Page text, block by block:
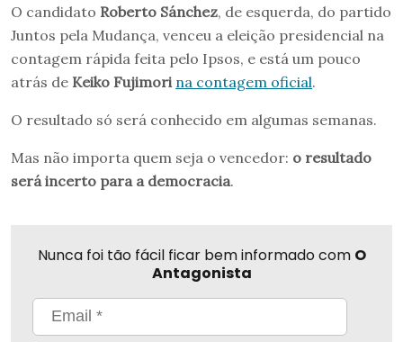
O candidato Roberto Sánchez, de esquerda, do partido
Juntos pela Mudança, venceu a eleição presidencial na
contagem rápida feita pelo Ipsos, e está um pouco
atrás de Keiko Fujimori na contagem oficial.
O resultado só será conhecido em algumas semanas.
Mas não importa quem seja o vencedor: o resultado
será incerto para a democracia.
Nunca foi tão fácil ficar bem informado com O
Antagonista